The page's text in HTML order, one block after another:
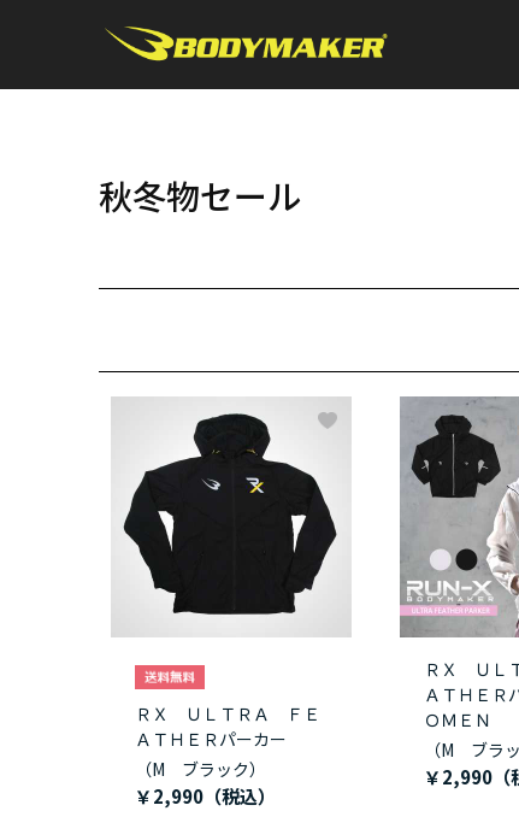
秋冬物セール
ＲＸ ＵＬＴＲＡ ＦＥ
ＡＴＨＥＲパーカー
（M ブラック）
￥2,990
ＲＸ ＵＬ
ＡＴＨＥ
ＯＭＥＮ
（M ブラッ
￥2,990